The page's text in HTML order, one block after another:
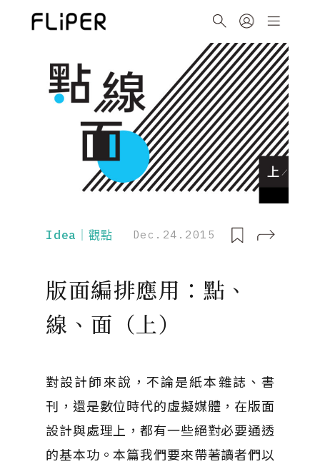
Idea｜觀點 Dec.24.2015
版面編排應用：點、
線、面（上）
對設計師來說，不論是紙本雜誌、書
刊，還是數位時代的虛擬媒體，在版面
設計與處理上，都有一些絕對必要通透
的基本功。本篇我們要來帶著讀者們以